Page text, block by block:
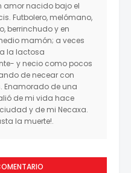
amor nacido bajo el
Futbolero, melómano,
berrinchudo y en
mamón; a veces
la lactosa
y necio como pocos
de necear con
Enamorado de una
de mi vida hace
y de mi Necaxa.
la muerte!.